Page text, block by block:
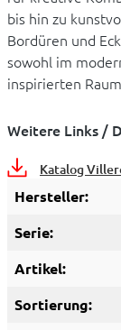
bis hin zu
Bordüren und
sowohl im
inspirierten
Weitere Links /
Katalog
Hersteller:
Serie:
Artikel:
Sortierung: